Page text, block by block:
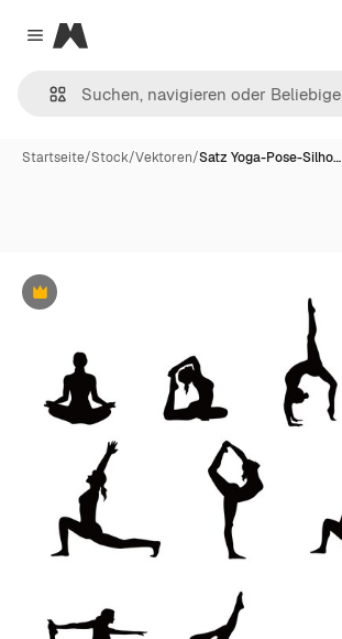
Close menu
Magnific
Startseite/Stock/Vektoren/Satz Yoga-Pose-Silho…
Premium